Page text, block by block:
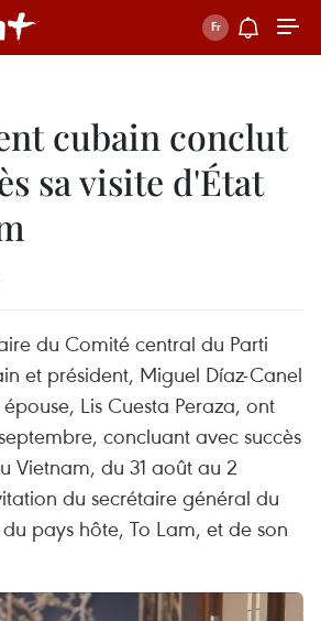
cubain conclut
sa visite d'État
du Comité central du Parti
et président, Miguel Díaz-Canel
Lis Cuesta Peraza, ont
concluant avec succès
Vietnam, du 31 août au 2
du secrétaire général du
pays hôte, To Lam, et de son